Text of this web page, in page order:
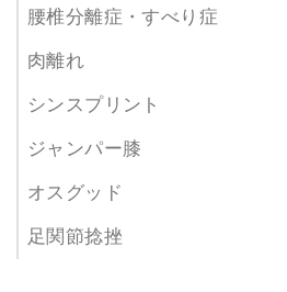
腰椎分離症・すべり症
肉離れ
シンスプリント
ジャンパー膝
オスグッド
足関節捻挫